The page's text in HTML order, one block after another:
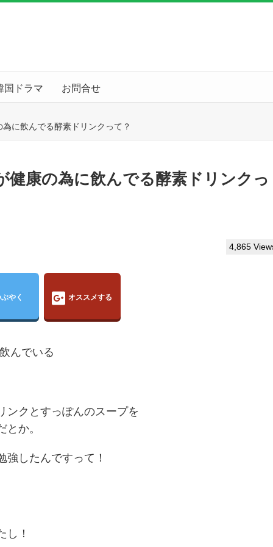
国ドラマ お問合せ
に飲んでる酵素ドリンクって？
健康の為に飲んでる酵素ドリンクっ
4,865
やく オススメする
んでいる
ンクとすっぽんのスープを
か。
したんですって！
し！